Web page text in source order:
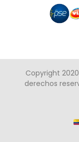
Copyright
derechos